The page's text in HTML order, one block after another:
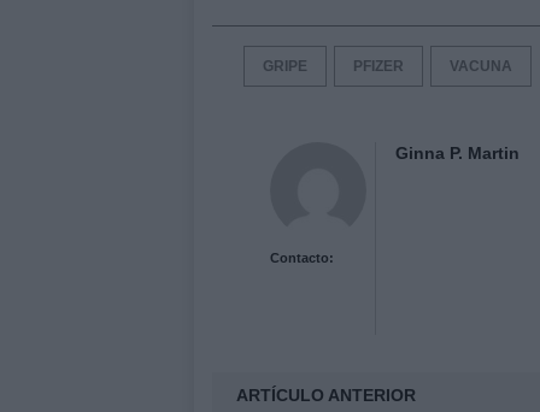
GRIPE PFIZER VACUNA
Contacto:
Ginna P. Martin
ARTÍCULO ANTERIOR